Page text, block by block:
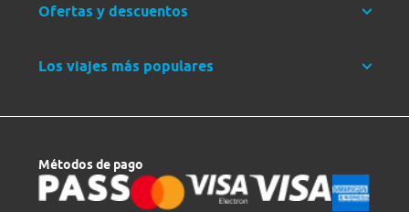
Ofertas y descuentos
Los viajes más populares
Métodos de pago